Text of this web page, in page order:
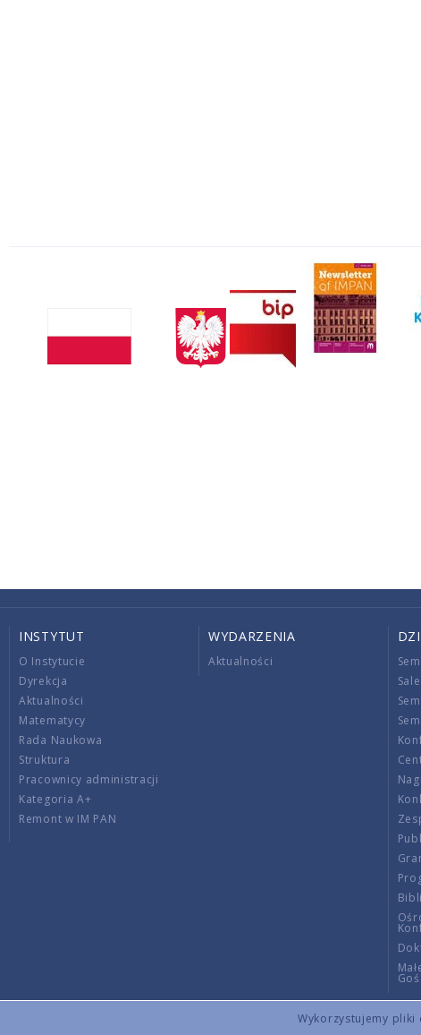
Wykorzystujemy pliki
INSTYTUT
O Instytucie
Dyrekcja
Aktualności
Matematycy
Rada Naukowa
Struktura
Pracownicy administracji
Kategoria A+
Remont w IM PAN
WYDARZENIA
Aktualności